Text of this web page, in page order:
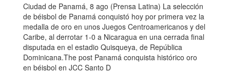
Ciudad de Panamá, 8 ago (Prensa Latina) La selección
de béisbol de Panamá conquistó hoy por primera vez la
medalla de oro en unos Juegos Centroamericanos y del
Caribe, al derrotar 1-0 a Nicaragua en una cerrada final
disputada en el estadio Quisqueya, de República
Dominicana.The post Panamá conquista histórico oro
en béisbol en JCC Santo D